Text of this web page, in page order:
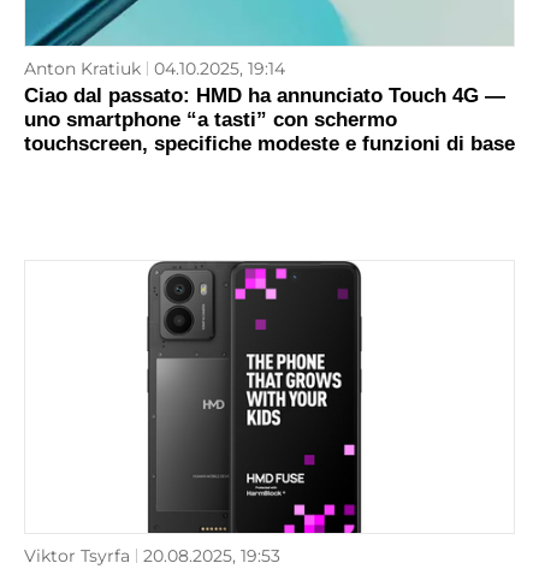
Anton Kratiuk 04.10.2025, 19:14
Ciao dal passato: HMD ha annunciato Touch 4G —
uno smartphone “a tasti” con schermo
touchscreen, specifiche modeste e funzioni di base
Viktor Tsyrfa 20.08.2025, 19:53